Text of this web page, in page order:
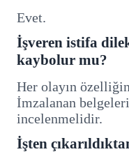
Evet.
İşveren istifa
kaybolur mu?
Her olayın
İmzalanan
incelenmelidir.
İşten